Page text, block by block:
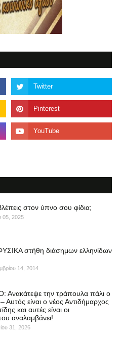
στον ύπνο σου φίδια;
05, 2025
στήθη διάσημων ελληνίδων
14, 2014
Ανακάτεψε την τράπουλα πάλι ο
Αυτός είναι ο νέος Αντιδήμαρχος
και αυτές είναι οι
αναλαμβάνει!
31, 2026